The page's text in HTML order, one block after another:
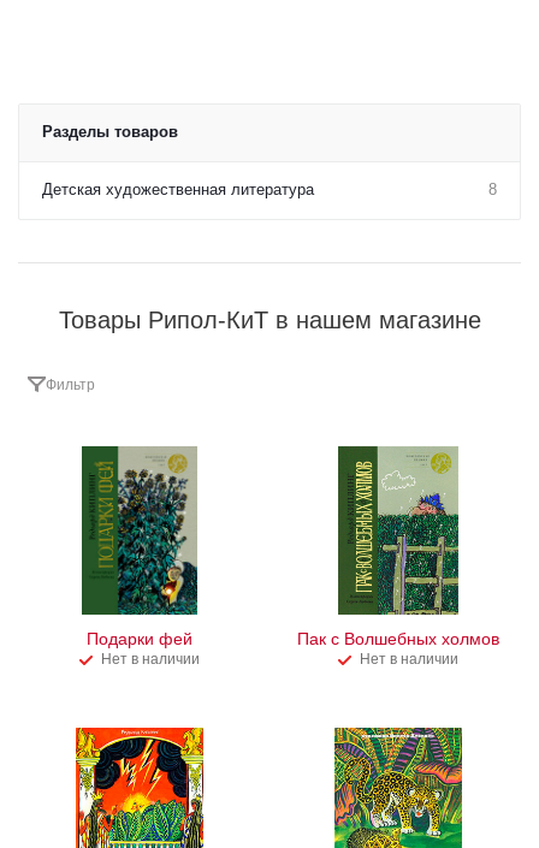
Разделы товаров
Детская художественная литература 8
Товары Рипол-КиТ в нашем магазине
Фильтр
Подарки фей
Нет в наличии
Пак с Волшебных холмов
Нет в наличии